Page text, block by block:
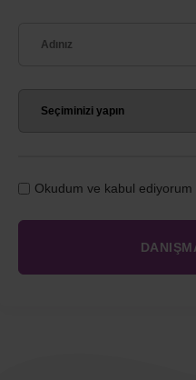
Okudum ve kabul ediyorum